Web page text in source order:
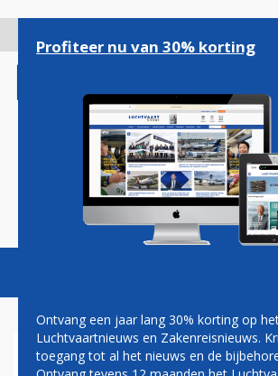
gaan
Magazine Podcasts
Profiteer nu van 30% korting
Ontvang een jaar lang 30% korting op
Luchtvaartnieuws en Zakenreisnieuws.
toegang tot al het nieuws en de